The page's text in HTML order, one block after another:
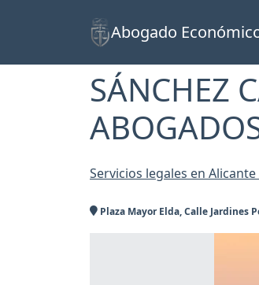
Abogado
SÁNCHEZ
Servicios legales en
Plaza Mayor Elda, Calle Jardines